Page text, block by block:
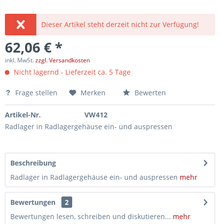
Dieser Artikel steht derzeit nicht zur Verfügung!
62,06 € *
inkl. MwSt.zzgl. Versandkosten
Nicht lagernd - Lieferzeit ca. 5 Tage
Frage stellen Merken Bewerten
Artikel-Nr.
VW412
Radlager in Radlagergehäuse ein- und auspressen
Beschreibung
Radlager in Radlagergehäuse ein- und auspressen mehr
Bewertungen
2
Bewertungen lesen, schreiben und diskutieren... mehr